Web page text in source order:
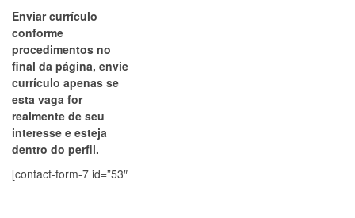
Enviar currículo
conforme
procedimentos no
final da página, envie
currículo apenas se
esta vaga for
realmente de seu
interesse e esteja
dentro do perfil.
[contact-form-7 id=”53″